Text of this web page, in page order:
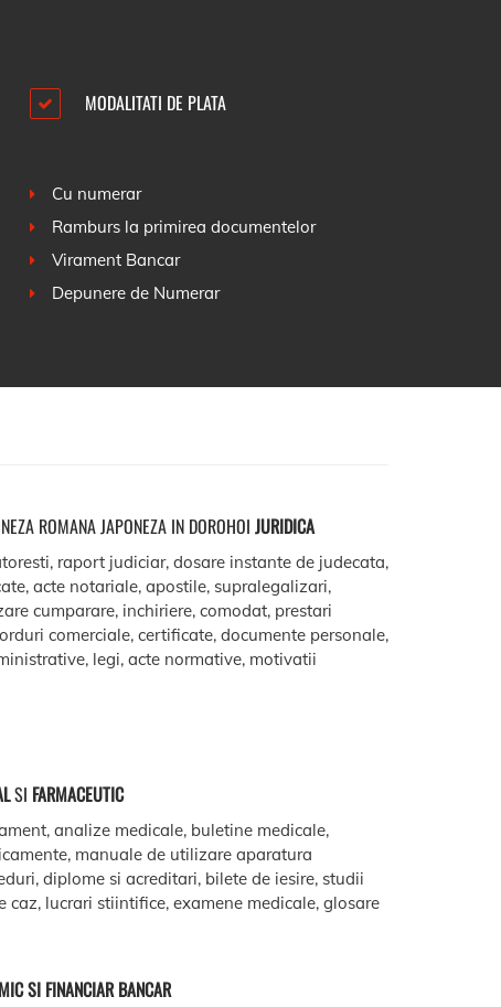
MODALITATI DE PLATA
Cu numerar
Ramburs la primirea documentelor
Virament Bancar
Depunere de Numerar
ROMANA JAPONEZA IN DOROHOI JURIDICA
raport judiciar, dosare instante de judecata,
acte notariale, apostile, supralegalizari,
cumparare, inchiriere, comodat, prestari
comerciale, certificate, documente personale,
legi, acte normative, motivatii
SI FARMACEUTIC
analize medicale, buletine medicale,
manuale de utilizare aparatura
diplome si acreditari, bilete de iesire, studii
caz, lucrari stiintifice, examene medicale, glosare
SI FINANCIAR BANCAR